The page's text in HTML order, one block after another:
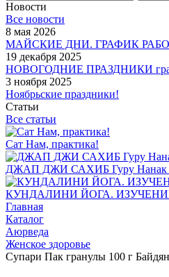
Новости
Все новости
8 мая 2026
МАЙСКИЕ ДНИ. ГРАФИК
19 декабря 2025
НОВОГОДНИЕ ПРАЗДНИКИ
3 ноября 2025
Ноябрьские праздники!
Статьи
Все статьи
Сат Нам, практика!
ДЖАП ДЖИ САХИБ Гуру Нанак
КУНДАЛИНИ ЙОГА.
Главная
Каталог
Аюрведа
Женское здоровье
Супари Пак гранулы 100 г